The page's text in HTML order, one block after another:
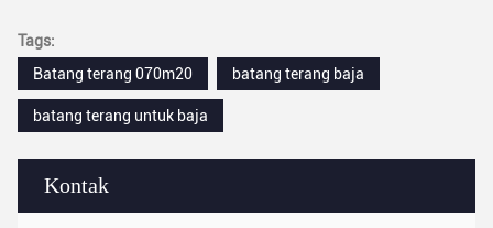
Kontak
Tags:
Batang terang 070m20
batang terang baja
batang terang untuk baja